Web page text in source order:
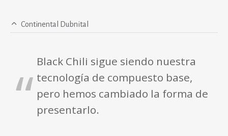
Continental Dubnital
Black Chili sigue siendo nuestra
tecnología de compuesto base,
pero hemos cambiado la forma de
presentarlo.